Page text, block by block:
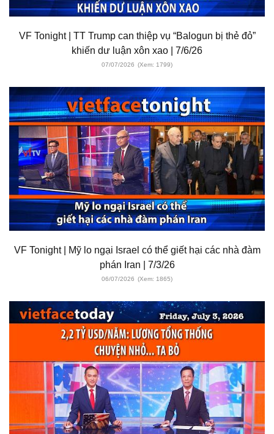
VF Tonight | TT Trump can thiệp vụ “Balogun bị thẻ đỏ”
khiến dư luận xôn xao | 7/6/26
07/07/2026 (Xem: 1799)
VF Tonight | Mỹ lo ngại Israel có thể giết hại các nhà đàm
phán Iran | 7/3/26
06/07/2026 (Xem: 1865)